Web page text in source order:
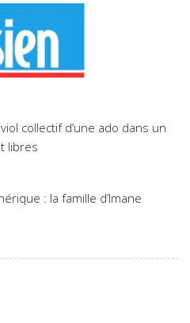
collectif d’une ado dans un
libres
: la famille d’Imane